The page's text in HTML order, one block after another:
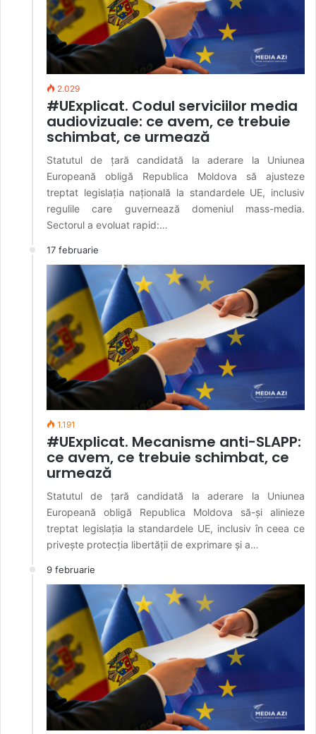
2.029
#UExplicat. Codul serviciilor media
audiovizuale: ce avem, ce trebuie
schimbat, ce urmează
Statutul de țară candidată la aderare la Uniunea
Europeană obligă Republica Moldova să ajusteze
treptat legislația națională la standardele UE, inclusiv
regulile care guvernează domeniul mass-media.
Sectorul a evoluat rapid:…
17 februarie
1.191
#UExplicat. Mecanisme anti-SLAPP:
ce avem, ce trebuie schimbat, ce
urmează
Statutul de țară candidată la aderare la Uniunea
Europeană obligă Republica Moldova să-și alinieze
treptat legislația la standardele UE, inclusiv în ceea ce
privește protecția libertății de exprimare și a…
9 februarie